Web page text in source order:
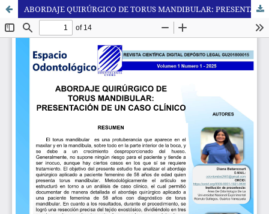
ABORDAJE QUIRÚRGICO DE TORUS MANDIBULAR: PRESENTACIÓN DE UN CASO CLÍNICO